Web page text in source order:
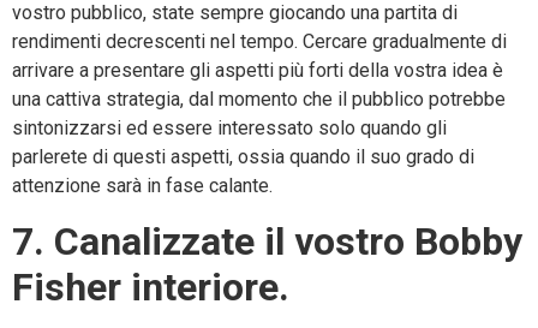
vostro pubblico, state sempre giocando una partita di
rendimenti decrescenti nel tempo. Cercare gradualmente di
arrivare a presentare gli aspetti più forti della vostra idea è
una cattiva strategia, dal momento che il pubblico potrebbe
sintonizzarsi ed essere interessato solo quando gli
parlerete di questi aspetti, ossia quando il suo grado di
attenzione sarà in fase calante.
7. Canalizzate il vostro Bobby
Fisher interiore.